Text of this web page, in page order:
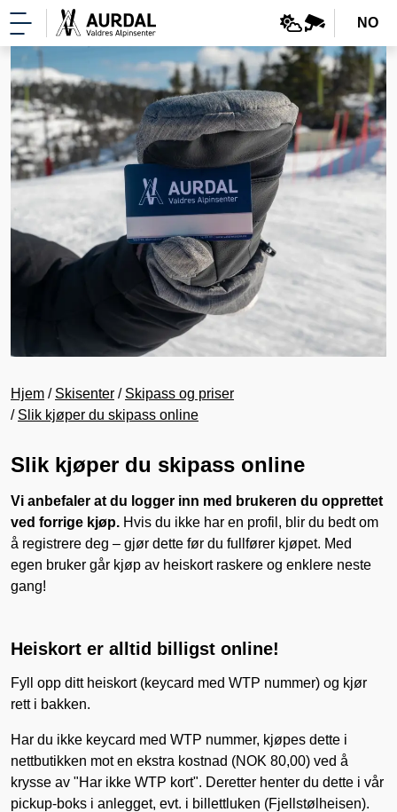
NO
Hjem Skisenter
Skipass og priser
Slik kjøper du skipass online
Slik kjøper du skipass online
Vi anbefaler at du logger inn med brukeren du opprettet
ved forrige kjøp. Hvis du ikke har en profil, blir du bedt om
å registrere deg – gjør dette før du fullfører kjøpet. Med
egen bruker går kjøp av heiskort raskere og enklere neste
gang!
Heiskort er alltid billigst online!
Fyll opp ditt heiskort (keycard med WTP nummer) og kjør
rett i bakken.
Har du ikke keycard med WTP nummer, kjøpes dette i
nettbutikken mot en ekstra kostnad (NOK 80,00) ved å
krysse av "Har ikke WTP kort". Deretter henter du dette i vår
pickup-boks i anlegget, evt. i billettluken (Fjellstølheisen).